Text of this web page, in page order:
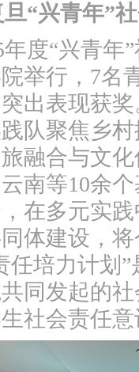
“兴青年”
年度“兴青
举行，7名
出表现获
队聚焦乡
融合与文
南等10余
在多元实
体建设，
任培力计划
同发起的
社会责任